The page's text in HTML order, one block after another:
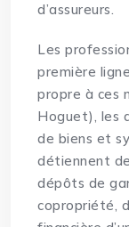
d’assureurs.
Les
première
propre à ces
Hoguet), les
de biens et
détiennent
dépôts de
copropriété,